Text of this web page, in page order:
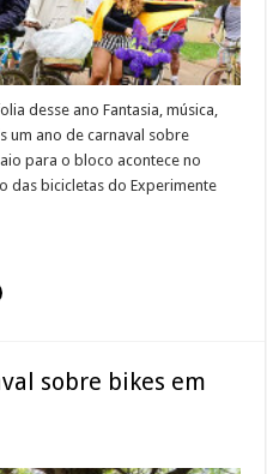
desse ano Fantasia, música,
um ano de carnaval sobre
para o bloco acontece no
das bicicletas do Experimente
sobre bikes em